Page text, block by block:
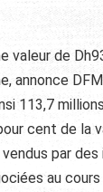
de
annonce
113,7
cent de la
par
au cours